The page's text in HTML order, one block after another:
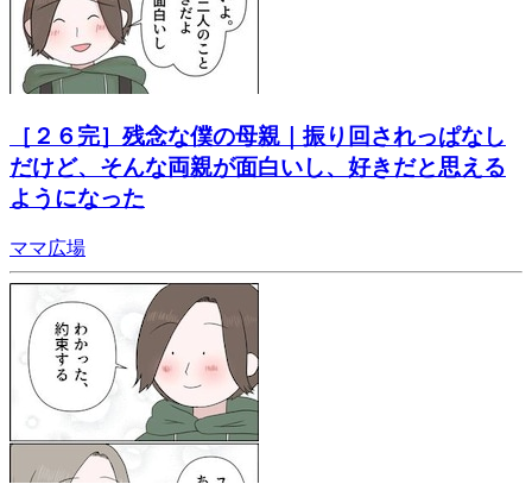
［２６完］残念な僕の母親｜振り回されっぱなし
だけど、そんな両親が面白いし、好きだと思える
ようになった
ママ広場